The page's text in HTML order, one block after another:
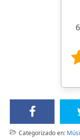
Categorizado en: